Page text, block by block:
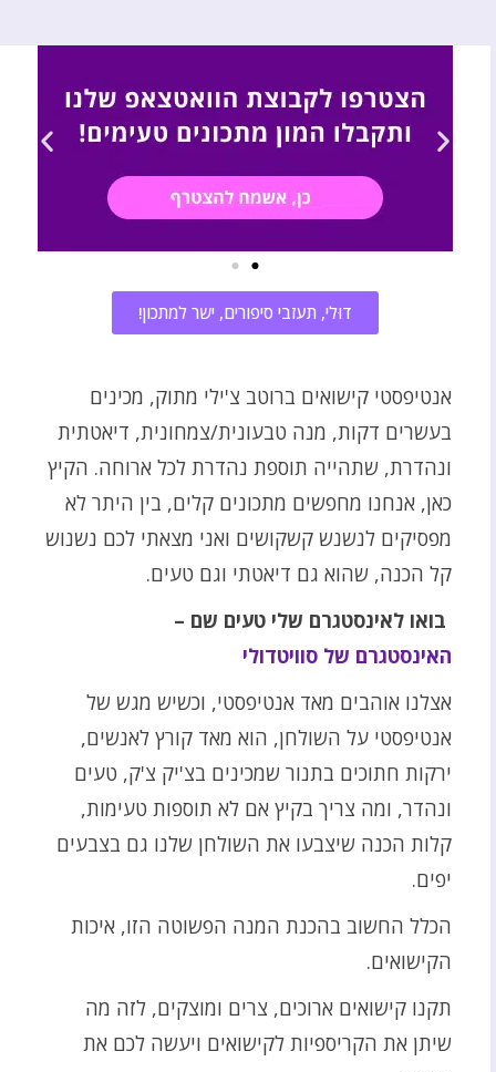
דוּלי, תעזבי סיפורים, ישר למתכון!
אנטיפסטי קישואים ברוטב צ'ילי מתוק, מכינים
בעשרים דקות, מנה טבעונית/צמחונית, דיאטתית
ונהדרת, שתהייה תוספת נהדרת לכל ארוחה. הקיץ
כאן, אנחנו מחפשים מתכונים קלים, בין היתר לא
מפסיקים לנשנש קשקושים ואני מצאתי לכם נשנוש
קל הכנה, שהוא גם דיאטתי וגם טעים.
בואו לאינסטגרם שלי טעים שם –
האינסטגרם של סוויטדולי
אצלנו אוהבים מאד אנטיפסטי, וכשיש מגש של
אנטיפסטי על השולחן, הוא מאד קורץ לאנשים,
ירקות חתוכים בתנור שמכינים בצ'יק צ'ק, טעים
ונהדר, ומה צריך בקיץ אם לא תוספות טעימות,
קלות הכנה שיצבעו את השולחן שלנו גם בצבעים
יפים.
הכלל החשוב בהכנת המנה הפשוטה הזו, איכות
הקישואים.
תקנו קישואים ארוכים, צרים ומוצקים, לזה מה
שיתן את הקריספיות לקישואים ויעשה לכם את